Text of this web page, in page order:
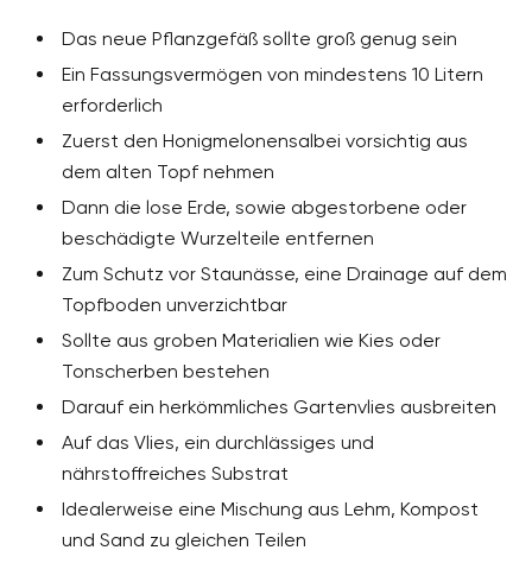
Das neue Pflanzgefäß sollte groß genug sein
Ein Fassungsvermögen von mindestens 10 Litern
erforderlich
Zuerst den Honigmelonensalbei vorsichtig aus
dem alten Topf nehmen
Dann die lose Erde, sowie abgestorbene oder
beschädigte Wurzelteile entfernen
Zum Schutz vor Staunässe, eine Drainage auf dem
Topfboden unverzichtbar
Sollte aus groben Materialien wie Kies oder
Tonscherben bestehen
Darauf ein herkömmliches Gartenvlies ausbreiten
Auf das Vlies, ein durchlässiges und
nährstoffreiches Substrat
Idealerweise eine Mischung aus Lehm, Kompost
und Sand zu gleichen Teilen